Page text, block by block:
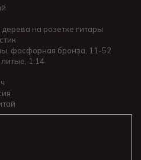
на розетке гитары
фосфорная бронза, 11-52
1:14